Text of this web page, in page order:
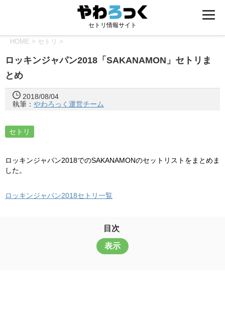
セトリ情報サイト
HOME > セトリ >
ロッキンジャパン2018「SAKANAMON」セトリま
とめ
2018/08/04
執筆： やわろっく運営チーム
セトリ
ロッキンジャパン2018でのSAKANAMONのセットリストをまとめま
した。
ロッキンジャパン2018セトリ一覧
目次
表示